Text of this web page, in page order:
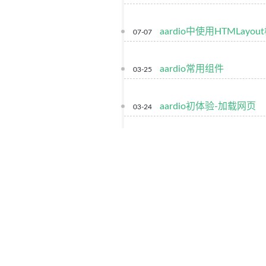
07-07 aardio中使用HTMLayout
03-25 aardio常用组件
03-24 aardio初体验-加载网页